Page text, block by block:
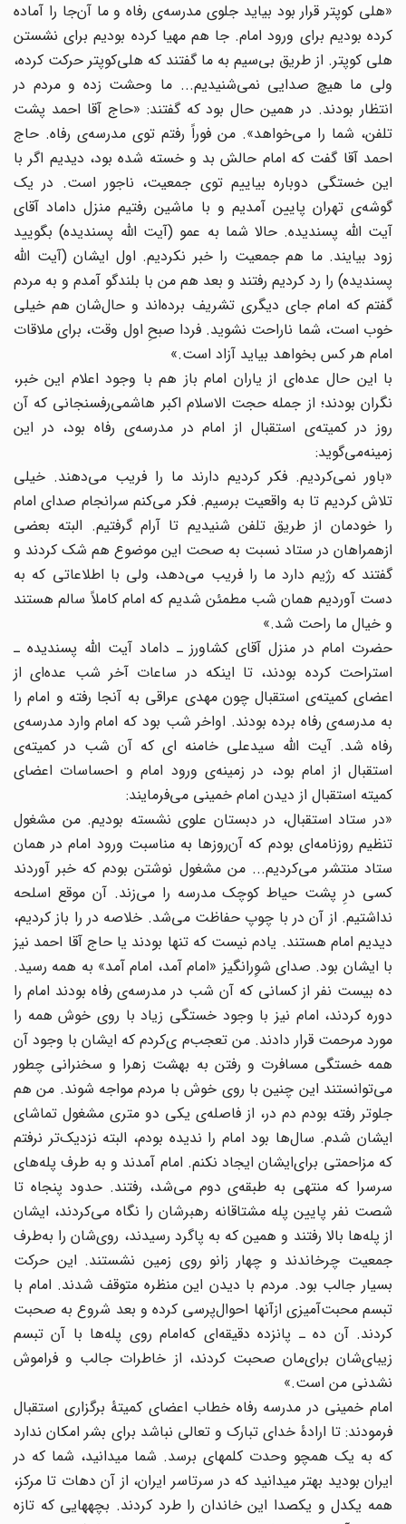
«هلی‌ کوپتر قرار بود بیاید جلوی‌ مدرسه‌ی‌ رفاه‌ و ما آن‌جا را آماده‌
کرده‌ بودیم‌ برای‌ ورود امام‌. جا هم‌ مهیا کرده‌ بودیم‌ برای‌ نشستن‌
هلی‌ کوپتر. از طریق‌ بی‌سیم‌ به‌ ما گفتند که‌ هلی‌کوپتر حرکت‌ کرده‌،
ولی‌ ما هیچ‌ صدایی‌ نمی‌شنیدیم‌... ما وحشت‌ زده‌ و مردم‌ در
انتظار بودند. در همین‌ حال‌ بود که‌ گفتند: «حاج‌ آقا احمد پشت‌
تلفن‌، شما را می‌خواهد». من‌ فوراً رفتم‌ توی‌ مدرسه‌ی‌ رفاه‌. حاج‌
احمد آقا گفت‌ که‌ امام‌ حالش‌ بد و خسته‌ شده‌ بود، دیدیم‌ اگر با
این‌ خستگی‌ دوباره‌ بیاییم‌ توی‌ جمعیت‌، ناجور است‌. در یک‌
گوشه‌ی‌ تهران‌ پایین‌ آمدیم‌ و با ماشین‌ رفتیم‌ منزل‌ داماد آقای‌
آیت الله پسندیده‌. حالا شما به‌ عمو (آیت‌ الله پسندیده‌) بگویید
زود بیایند. ما هم‌ جمعیت‌ را خبر نکردیم‌. اول‌ ایشان‌ (آیت‌ الله
پسندیده‌) را رد کردیم‌ رفتند و بعد هم‌ من‌ با بلندگو آمدم‌ و به‌ مردم‌
گفتم‌ که‌ امام‌ جای‌ دیگری‌ تشریف‌ برده‌اند و حال‌شان‌ هم‌ خیلی‌
خوب‌ است‌، شما ناراحت‌ نشوید. فردا صبح‌ِ اول‌ وقت‌، برای‌ ملاقات‌
امام‌ هر کس‌ بخواهد بیاید آزاد است‌.»
با این حال عده‌ای‌ از یاران‌ امام‌ باز هم‌ با وجود اعلام این‌ خبر،
نگران‌ بودند؛ از جمله‌ حجت الاسلام اکبر هاشمی‌رفسنجانی‌ که‌ آن‌
روز در کمیته‌ی‌ استقبال‌ از امام‌ در مدرسه‌ی‌ رفاه‌ بود، در این‌
زمینه‌می‌گوید:
«باور نمی‌کردیم‌. فکر کردیم‌ دارند ما را فریب‌ می‌دهند. خیلی‌
تلاش‌ کردیم‌ تا به ‌واقعیت‌ برسیم‌. فکر می‌کنم‌ سرانجام‌ صدای‌ امام‌
را خودمان‌ از طریق‌ تلفن‌ شنیدیم‌ تا آرام‌ گرفتیم‌. البته‌ بعضی‌
ازهمراهان‌ در ستاد نسبت‌ به‌ صحت‌ این ‌موضوع‌ هم‌ شک‌ کردند و
گفتند که‌ رژیم‌ دارد ما را فریب‌ می‌دهد، ولی‌ با اطلاعاتی‌ که‌ به‌
دست‌ آوردیم‌ همان‌ شب‌ مطمئن‌ شدیم‌ که‌ امام‌ کاملاً سالم‌ هستند
و خیال‌ ما راحت‌ شد.»
حضرت‌ امام‌ در منزل‌ آقای‌ کشاورز ـ داماد آیت‌ الله پسندیده‌ ـ
استراحت‌ کرده ‌بودند، تا اینکه‌ در ساعات‌ آخر شب‌ عده‌ای‌ از
اعضای‌ کمیته‌ی‌ استقبال‌ چون‌ مهدی عراقی‌ به‌ آنجا رفته‌ و امام‌ را
به‌ مدرسه‌ی‌ رفاه‌ برده‌ بودند. اواخر شب‌ بود که‌ امام‌ وارد مدرسه‌ی‌
رفاه‌ شد. آیت الله سیدعلی خامنه ای که‌ آن‌ شب‌ در کمیته‌ی‌
استقبال‌ از امام‌ بود، در زمینه‌ی‌ ورود امام‌ و احساسات‌ اعضای‌
کمیته‌‌ استقبال‌ از دیدن‌ امام خمینی‌ می‌فرمایند:
«در ستاد استقبال‌، در دبستان‌ علوی‌ نشسته‌ بودیم‌. من‌ مشغول‌
تنظیم‌ روزنامه‌ای ‌بودم‌ که‌ آن‌روزها به‌ مناسبت‌ ورود امام‌ در همان‌
ستاد منتشر می‌کردیم‌... من ‌مشغول‌ نوشتن‌ بودم‌ که‌ خبر آوردند
کسی‌ درِ پشت‌ حیاط‌ کوچک‌ مدرسه‌ را می‌زند. آن‌ موقع‌ اسلحه‌
نداشتیم‌. از آن‌ در با چوپ‌ حفاظت‌ می‌شد. خلاصه‌ در را باز کردیم‌،
دیدیم‌ امام‌ هستند. یادم‌ نیست‌ که‌ تنها بودند یا حاج‌ آقا احمد نیز
با ایشان‌ بود. صدای‌ شوِرانگیز «امام‌ آمد، امام‌ آمد» به‌ همه‌ رسید.
ده‌ بیست‌ نفر از کسانی‌ که‌ آن‌ شب‌ در مدرسه‌ی‌ رفاه‌ بودند امام‌ را
دوره‌ کردند، امام‌ نیز با وجود خستگی‌ زیاد با روی‌ خوش‌ همه‌ را
مورد مرحمت‌ قرار دادند. من‌ تعجب‌م ی‌کردم‌ که‌ ایشان‌ با وجود آن‌
همه‌ خستگی‌ مسافرت‌ و رفتن‌ به‌ بهشت‌ زهرا و سخنرانی‌ چطور
می‌توانستند این‌ چنین‌ با روی‌ خوش‌ با مردم‌ مواجه‌ شوند. من ‌هم‌
جلوتر رفته‌ بودم‌ دم‌ در، از فاصله‌ی‌ یکی‌ دو متری‌ مشغول‌ تماشای‌
ایشان‌ شدم‌. سال‌ها بود امام‌ را ندیده‌ بودم‌، البته‌ نزدیک‌تر نرفتم‌
که‌ مزاحمتی‌ برای‌ایشان‌ ایجاد نکنم‌. امام‌ آمدند و به‌ طرف‌ پله‌های‌
سرسرا که‌ منتهی‌ به‌ طبقه‌ی‌ دوم‌ می‌شد، رفتند. حدود پنجاه‌ تا
شصت‌ نفر پایین‌ پله‌ مشتاقانه‌ رهبرشان‌ را نگاه‌ می‌کردند، ایشان‌
از پله‌ها بالا رفتند و همین‌ که‌ به‌ پاگرد رسیدند، روی‌شان‌ را به‌طرف‌
جمعیت‌ چرخاندند و چهار زانو روی‌ زمین‌ نشستند. این‌ حرکت‌
بسیار جالب‌ بود. مردم‌ با دیدن‌ این‌ منظره‌ متوقف‌ شدند. امام‌ با
تبسم‌ محبت‌آمیزی‌ ازآنها احوال‌پرسی‌ کرده‌ و بعد شروع‌ به‌ صحبت‌
کردند. آن‌ ده‌ ـ پانزده‌ دقیقه‌ای‌ که‌امام‌ روی‌ پله‌ها با آن‌ تبسم‌
زیبای‌شان‌ برای‌مان‌ صحبت‌ کردند، از خاطرات‌ جالب‌ و فراموش‌
نشدنی‌ من‌ است‌.»
امام خمینی در مدرسه رفاه خطاب اعضای کمیتۀ برگزاری استقبال
فرمودند: تا ارادۀ خدای تبارک و تعالی نباشد برای بشر امکان ندارد
که به یک همچو وحدت کلمه‏ای برسد. شما می‏دانید، شما که در
ایران بودید بهتر می‏دانید که در سرتاسر ایران، از آن دهات تا مرکز،
همه یکدل و یکصدا این خاندان را طرد کردند. بچه‏هایی که تازه